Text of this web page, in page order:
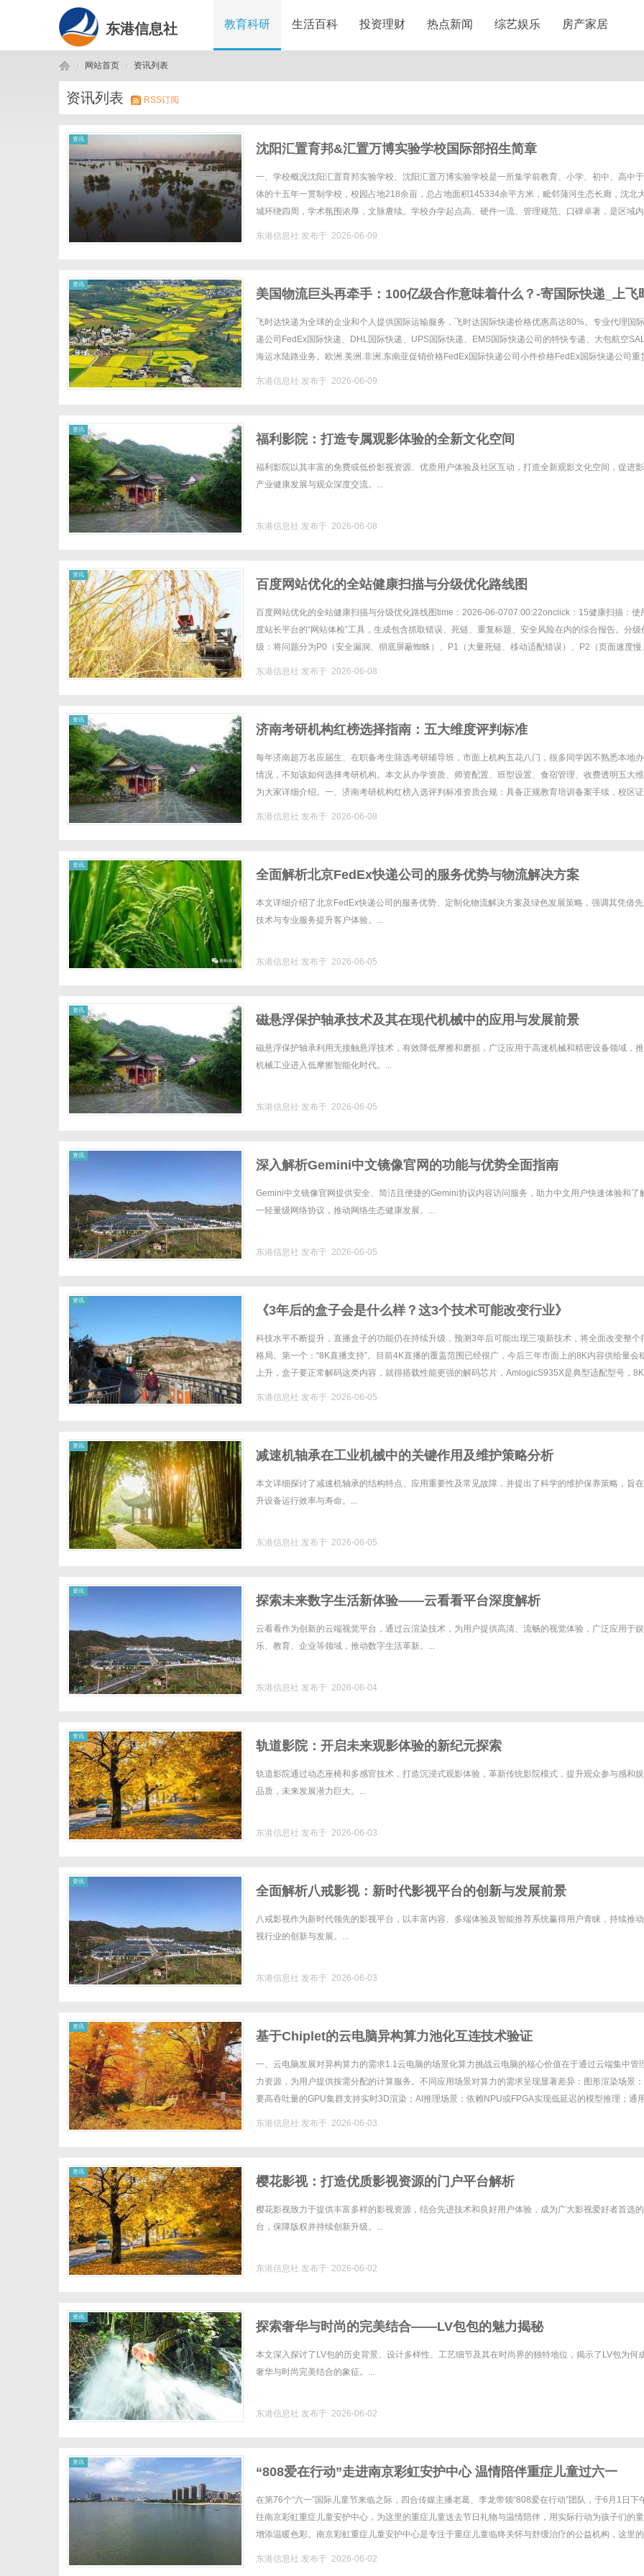
东港信息社 教育科研 生活百科 投资理财 热点新闻 综艺娱乐 房产家居
东 ›
网站首页
›
资讯列表
资讯列表 RSS订阅
资讯
沈阳汇置育邦&汇置万博实验学校国际部招生简章
一、学校概况沈阳汇置育邦实验学校、沈阳汇置万博实验学校是一所集学前教育、小学、初中、高中
体的十五年一贯制学校，校园占地218余亩，总占地面积145334余平方米，毗邻蒲河生态长廊，沈北
城环绕四周，学术氛围浓厚，文脉赓续。学校办学起点高、硬件一流、管理规范、口碑卓著，是区域
东港信息社 发布于 2026-06-09
资讯
美国物流巨头再牵手：100亿级合作意味着什么？-寄国际快递_上飞
达快递官网
飞时达快递为全球的企业和个人提供国际运输服务，飞时达国际快递价格优惠高达80%。专业代理国
递公司FedEx国际快递、DHL国际快递、UPS国际快递、EMS国际快递公司的特快专递、大包航空
海运水陆路业务。欧洲.美洲.非洲.东南亚促销价格FedEx国际快递公司小件价格FedEx国际快递公司重
东港信息社 发布于 2026-06-09
资讯
福利影院：打造专属观影体验的全新文化空间
福利影院以其丰富的免费或低价影视资源、优质用户体验及社区互动，打造全新观影文化空间，促进
产业健康发展与观众深度交流。...
东港信息社 发布于 2026-06-08
资讯
百度网站优化的全站健康扫描与分级优化路线图
百度网站优化的全站健康扫描与分级优化路线图time：2026-06-0707:00:22onclick：15健康扫描：使
度站长平台的“网站体检”工具，生成包含抓取错误、死链、重复标题、安全风险在内的综合报告。分级
级：将问题分为P0（安全漏洞、彻底屏蔽蜘蛛）、P1（大量死链、移动适配错误）、P2（页面速度慢
东港信息社 发布于 2026-06-08
资讯
济南考研机构红榜选择指南：五大维度评判标准
每年济南超万名应届生、在职备考生筛选考研辅导班，市面上机构五花八门，很多同学因不熟悉本地
情况，不知该如何选择考研机构。本文从办学资质、师资配置、班型设置、食宿管理、收费透明五大
为大家详细介绍。一、济南考研机构红榜入选评判标准资质合规：具备正规教育培训备案手续，校区
东港信息社 发布于 2026-06-08
资讯
全面解析北京FedEx快递公司的服务优势与物流解决方案
本文详细介绍了北京FedEx快递公司的服务优势、定制化物流解决方案及绿色发展策略，强调其凭借
技术与专业服务提升客户体验。...
东港信息社 发布于 2026-06-05
资讯
磁悬浮保护轴承技术及其在现代机械中的应用与发展前景
磁悬浮保护轴承利用无接触悬浮技术，有效降低摩擦和磨损，广泛应用于高速机械和精密设备领域，
机械工业进入低摩擦智能化时代。...
东港信息社 发布于 2026-06-05
资讯
深入解析Gemini中文镜像官网的功能与优势全面指南
Gemini中文镜像官网提供安全、简洁且便捷的Gemini协议内容访问服务，助力中文用户快速体验和了
一轻量级网络协议，推动网络生态健康发展。...
东港信息社 发布于 2026-06-05
资讯
《3年后的盒子会是什么样？这3个技术可能改变行业》
科技水平不断提升，直播盒子的功能仍在持续升级，预测3年后可能出现三项新技术，将全面改变整个
格局。第一个：“8K直播支持”。目前4K直播的覆盖范围已经很广，今后三年市面上的8K内容供给量会
上升，盒子要正常解码这类内容，就得搭载性能更强的解码芯片，AmlogicS935X是典型适配型号，
东港信息社 发布于 2026-06-05
资讯
减速机轴承在工业机械中的关键作用及维护策略分析
本文详细探讨了减速机轴承的结构特点、应用重要性及常见故障，并提出了科学的维护保养策略，旨
升设备运行效率与寿命。...
东港信息社 发布于 2026-06-05
资讯
探索未来数字生活新体验——云看看平台深度解析
云看看作为创新的云端视觉平台，通过云渲染技术，为用户提供高清、流畅的视觉体验，广泛应用于娱
乐、教育、企业等领域，推动数字生活革新。...
东港信息社 发布于 2026-06-04
资讯
轨道影院：开启未来观影体验的新纪元探索
轨道影院通过动态座椅和多感官技术，打造沉浸式观影体验，革新传统影院模式，提升观众参与感和
品质，未来发展潜力巨大。...
东港信息社 发布于 2026-06-03
资讯
全面解析八戒影视：新时代影视平台的创新与发展前景
八戒影视作为新时代领先的影视平台，以丰富内容、多端体验及智能推荐系统赢得用户青睐，持续推
视行业的创新与发展。...
东港信息社 发布于 2026-06-03
资讯
基于Chiplet的云电脑异构算力池化互连技术验证
一、云电脑发展对异构算力的需求1.1云电脑的场景化算力挑战云电脑的核心价值在于通过云端集中管
力资源，为用户提供按需分配的计算服务。不同应用场景对算力的需求呈现显著差异：图形渲染场景
要高吞吐量的GPU集群支持实时3D渲染；AI推理场景：依赖NPU或FPGA实现低延迟的模型推理；通
东港信息社 发布于 2026-06-03
资讯
樱花影视：打造优质影视资源的门户平台解析
樱花影视致力于提供丰富多样的影视资源，结合先进技术和良好用户体验，成为广大影视爱好者首选
台，保障版权并持续创新升级。...
东港信息社 发布于 2026-06-02
资讯
探索奢华与时尚的完美结合——LV包包的魅力揭秘
本文深入探讨了LV包的历史背景、设计多样性、工艺细节及其在时尚界的独特地位，揭示了LV包为何
奢华与时尚完美结合的象征。...
东港信息社 发布于 2026-06-02
资讯
“808爱在行动”走进南京彩虹安护中心 温情陪伴重症儿童过六一
在第76个“六一”国际儿童节来临之际，四合传媒主播老葛、李龙带领“808爱在行动”团队，于6月1日下
往南京彩虹重症儿童安护中心，为这里的重症儿童送去节日礼物与温情陪伴，用实际行动为孩子们的
增添温暖色彩。南京彩虹重症儿童安护中心是专注于重症儿童临终关怀与舒缓治疗的公益机构，这里
东港信息社 发布于 2026-06-02